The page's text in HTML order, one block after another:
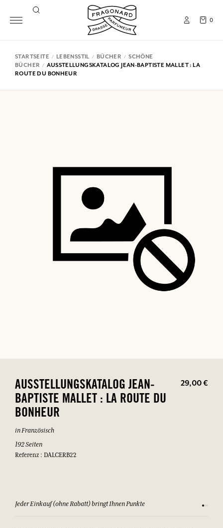
0
STARTSEITE LEBENSSTIL BÜCHER
SCHÖNE
BÜCHER
AUSSTELLUNGSKATALOG JEAN-BAPTISTE MALLET : LA
ROUTE DU BONHEUR
AUSSTELLUNGSKATALOG JEAN-
BAPTISTE MALLET : LA ROUTE DU
BONHEUR
29,00 €
in Französisch
192 Seiten
Referenz : DALCERB22
Jeder Einkauf (ohne Rabatt) bringt Ihnen Punkte Sehen